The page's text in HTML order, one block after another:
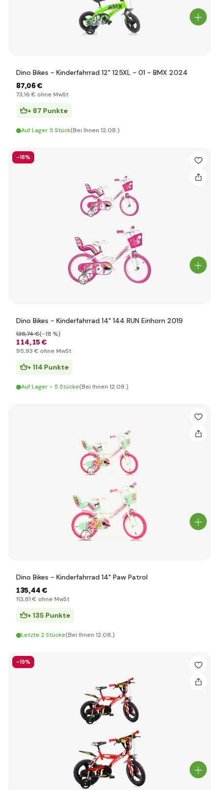
Dino Bikes - Kinderfahrrad 12" 125XL - 01 - BMX 2024
87,06 €
73,16 € ohne MwSt
+ 87 Punkte
Auf Lager 5 Stück(Bei Ihnen 12.08.)
-18%
Dino Bikes - Kinderfahrrad 14" 144 RUN Einhorn 2019
114,15 €
138,74 €(-18 %)
95,93 € ohne MwSt
+ 114 Punkte
Auf Lager > 5 Stücke(Bei Ihnen 12.08.)
Dino Bikes - Kinderfahrrad 14" Paw Patrol
135,44 €
113,81 € ohne MwSt
+ 135 Punkte
Letzte 2 Stücke(Bei Ihnen 12.08.)
-19%